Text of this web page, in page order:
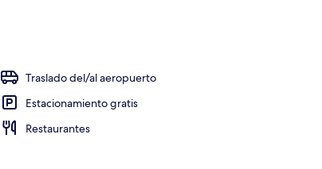
Traslado del/al aeropuerto
Estacionamiento gratis
Restaurantes